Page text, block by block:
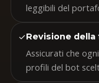
leggibili del
✓Revisione
Assicurati che
profili del bot